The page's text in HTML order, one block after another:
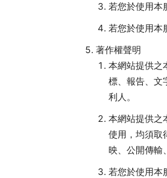
若您於使用本
若您於使用本
著作權聲明
本網站提供之
標、報告、文
利人。
本網站提供之
使用，均須取
映、公開傳輸
若您於使用本